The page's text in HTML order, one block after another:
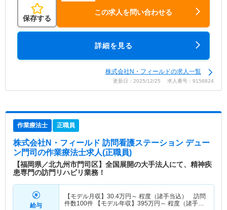
保存する
この求人を問い合わせる
詳細を見る
株式会社N・フィールドの求人一覧
更新日：2025/12/25 求人番号：9156824
作業療法士 正職員
株式会社N・フィールド 訪問看護ステーション デュー
ン門司 の作業療法士求人(正職員)
【福岡県／北九州市門司区】全国展開の大手法人にて、精神疾
患専門の訪門リハビリ業務！
給与
【モデル月収】 30.4万円～ 程度（諸手当込） 訪問
件数100件 【モデル年収】 395万円～ 程度（諸手当